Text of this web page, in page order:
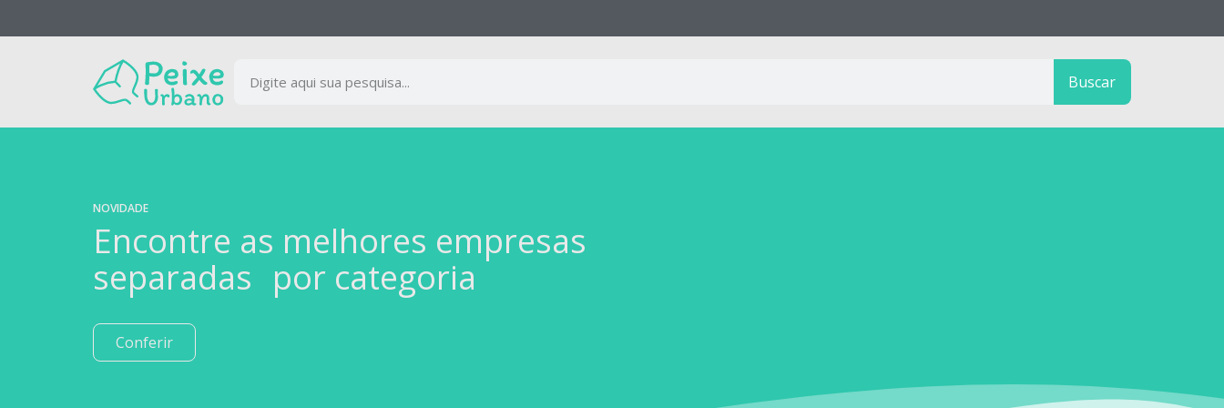
Buscar
NOVIDADE
Encontre as melhores empresas
separadas por categoria
Conferir